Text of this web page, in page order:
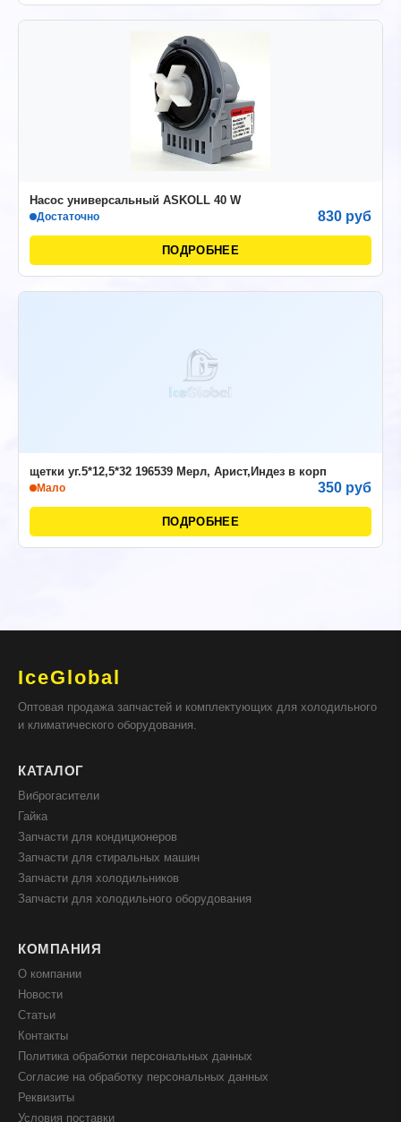
Насос универсальный ASKOLL 40 W
Достаточно 830 руб
ПОДРОБНЕЕ
щетки уг.5*12,5*32 196539 Мерл, Арист,Индез в корп
Мало 350 руб
ПОДРОБНЕЕ
IceGlobal
Оптовая продажа запчастей и комплектующих для холодильного
и климатического оборудования.
КАТАЛОГ
Виброгасители
Гайка
Запчасти для кондиционеров
Запчасти для стиральных машин
Запчасти для холодильников
Запчасти для холодильного оборудования
КОМПАНИЯ
О компании
Новости
Статьи
Контакты
Политика обработки персональных данных
Согласие на обработку персональных данных
Реквизиты
Условия поставки